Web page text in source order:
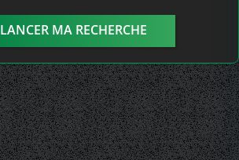
LANCER MA RECHERCHE